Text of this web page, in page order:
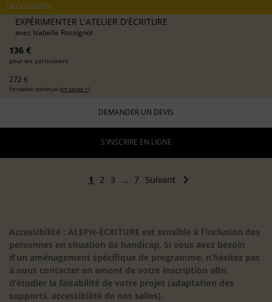
DÉCOUVERTE
EXPÉRIMENTER L'ATELIER D'ÉCRITURE
avec Isabelle Rossignol
136 €
pour les particuliers
272 €
formation continue (en savoir +)
DEMANDER UN DEVIS
S'INSCRIRE EN LIGNE
1 2 3 … 7 Suivant
Accessibilité : ALEPH-ÉCRITURE est sensible à l’inclusion des
personnes en situation de handicap. Si vous avez besoin
d’un aménagement spécifique de programme, n’hésitez pas
à nous contacter en amont de votre inscription afin
d’étudier la faisabilité de votre projet (adaptation des
supports, accessibilité de nos salles).